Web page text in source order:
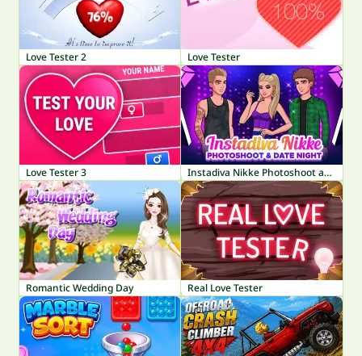
Love Tester 2 Love Tester
Love Tester 3 Instadiva Nikke Photoshoot and Date Night
Romantic Wedding Day Real Love Tester